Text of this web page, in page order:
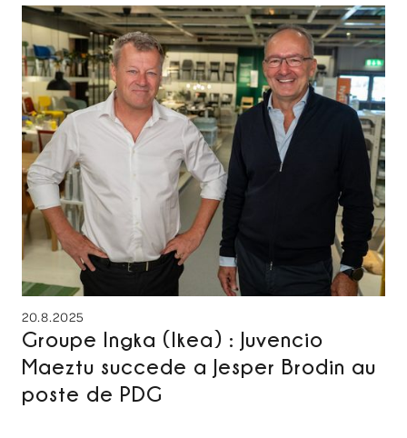
20.8.2025
Groupe Ingka (Ikea) : Juvencio
Maeztu succede a Jesper Brodin au
poste de PDG